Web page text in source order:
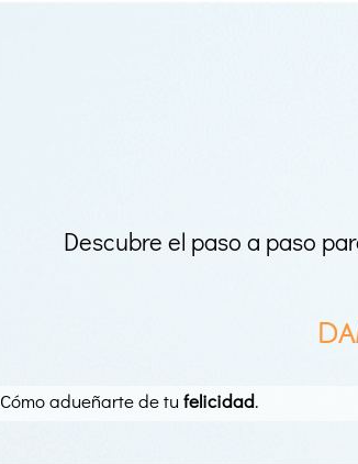
Descubre el paso a paso
Cómo adueñarte de tu felicidad.